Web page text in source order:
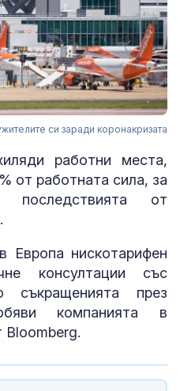
си заради коронакризата
работни места,
от работната сила, за
от
Европа нискотарифен
консултации със
съкращенията през
компанията в
Bloomberg.